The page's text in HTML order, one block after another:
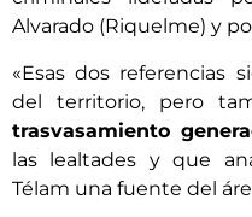
Alvarado (Riquelme) y
«Esas dos referencias
del territorio, pero
trasvasamiento
las lealtades y que
Télam una fuente del